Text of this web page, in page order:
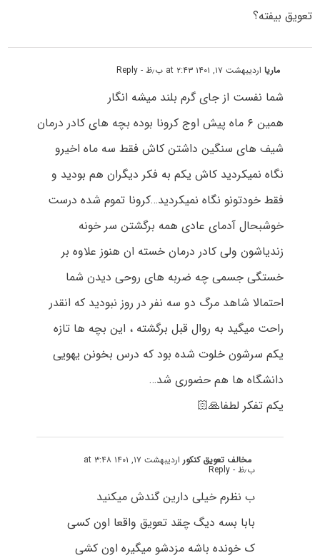
تعویق بیفته؟
ماریااردیبهشت ۱۷, ۱۴۰۱ at ۲:۴۳ ب٫ظ - Reply
شما نفست از جای گرم بلند میشه انگار
همین ۶ ماه پیش اوج کرونا بوده بچه های کادر درمان
شیف های سنگین داشتن کاش فقط سه ماه اخیرو
نگاه نمیکردید کاش یکم به فکر دیگران هم بودید و
فقط خودتونو نگاه نمیکردید…کرونا تموم شده درست
خوشبحال آدمای عادی همه برگشتن سر خونه
زندیاشون ولی کادر درمان خسته ان هنوز علاوه بر
خستگی جسمی چه ضربه های روحی دیدن شما
احتمالا شاهد مرگ دو سه نفر در روز نبودید که انقدر
راحت میگید به روال قبل برگشته ، این بچه ها تازه
یکم سرشون خلوت شده بود که درس بخونن یهویی
دانشگاه ها هم حضوری شد…
یکم تفکر لطفا🙏🏻
مخالف تعویق کنکور اردیبهشت ۱۷, ۱۴۰۱ at ۳:۴۸
ب٫ظ - Reply
ب نظرم خیلی دارین گندش میکنید
بابا بسه دیگ چقد تعویق واقعا اون کسی
ک خونده باشه مزدشو میگیره اون کشی